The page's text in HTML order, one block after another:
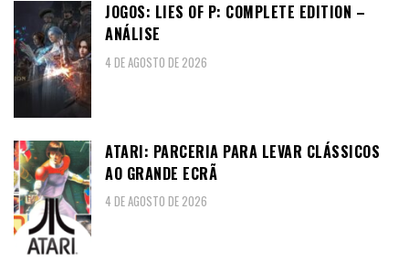
JOGOS: LIES OF P: COMPLETE EDITION –
ANÁLISE
4 DE AGOSTO DE 2026
ATARI: PARCERIA PARA LEVAR CLÁSSICOS
AO GRANDE ECRÃ
4 DE AGOSTO DE 2026